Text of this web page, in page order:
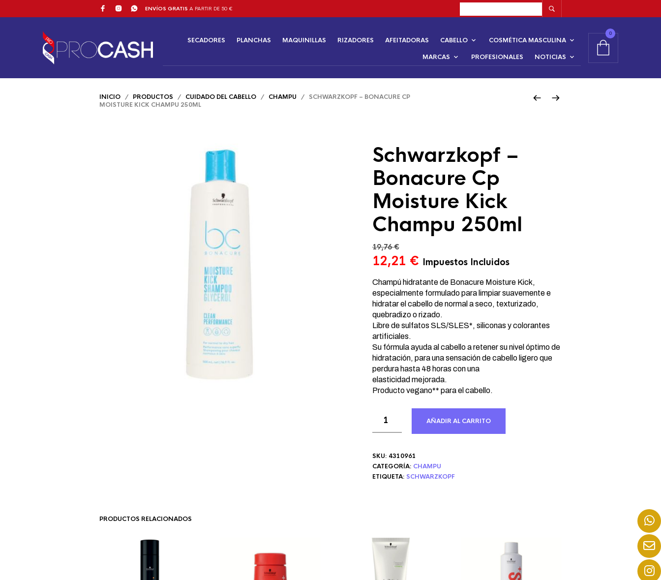
ENVÍOS GRATIS A PARTIR DE 50 €
SECADORES PLANCHAS MAQUINILLAS RIZADORES AFEITADORAS CABELLO COSMÉTICA MASCULINA
MARCAS PROFESIONALES NOTICIAS
0
INICIO / PRODUCTOS / CUIDADO DEL CABELLO / CHAMPU / SCHWARZKOPF – BONACURE CP
MOISTURE KICK CHAMPU 250ML
Schwarzkopf –
Bonacure Cp
Moisture Kick
Champu 250ml
19,76€
El
original
era:
19,76 €.
12,21 €El
precio
actual
es:
12,21 €.
Impuestos Incluidos
Champú hidratante de Bonacure Moisture Kick,
especialmente formulado para limpiar suavemente e
hidratar el cabello de normal a seco, texturizado,
quebradizo o rizado.
Libre de sulfatos SLS/SLES*, siliconas y colorantes
artificiales.
Su fórmula ayuda al cabello a retener su nivel óptimo de
hidratación, para una sensación de cabello ligero que
perdura hasta 48 horas con una
elasticidad mejorada.
Producto vegano** para el cabello.
AÑADIR AL CARRITO
SKU: 4310961
CATEGORÍA: CHAMPU
ETIQUETA: SCHWARZKOPF
PRODUCTOS RELACIONADOS